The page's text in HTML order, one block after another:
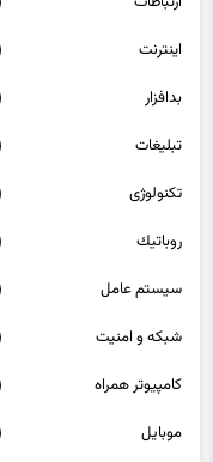
اينترنت
بدافزار
تبلیغات
تکنولوژی
روباتيك
سيستم عامل
شبكه و امنيت
كامپيوتر همراه
موبايل
وب و اينترنت